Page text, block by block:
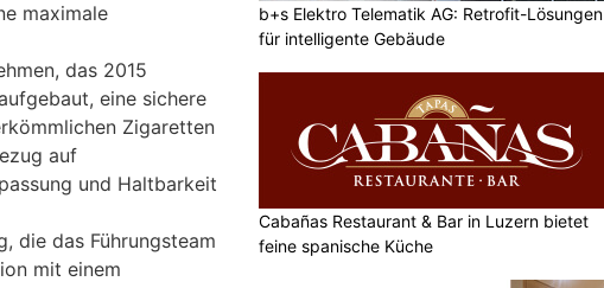
maximale
das 2015
eine sichere
Zigaretten
auf
und Haltbarkeit
die das Führungsteam
mit einem
b+s Elektro Telematik AG: Retrofit-Lösungen
für intelligente Gebäude
Cabañas Restaurant & Bar in Luzern bietet
feine spanische Küche